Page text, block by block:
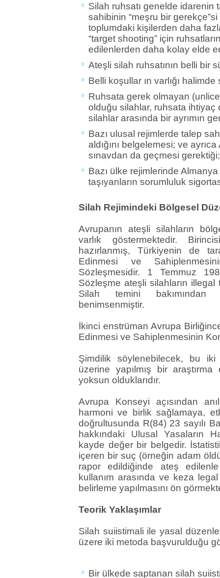
Silah ruhsatı genelde idarenin
sahibinin “meşru bir
toplumdaki kişilerden daha
“target shooting” için
edilenlerden daha kolay elde
Ateşli silah ruhsatının belli bir
Belli koşullar ın varlığı
Ruhsata gerek olmayan
olduğu silahlar, ruhsata ihtiyaç
silahlar arasında bir ayrımın
Bazı ulusal rejimlerde talep
aldığını belgelemesi; ve
sınavdan da geçmesi gerektiği;
Bazı ülke rejimlerinde
taşıyanların sorumluluk
Silah Rejimindeki Bölgesel
Avrupanın ateşli silahların
varlık göstermektedir.
hazırlanmış, Türkiyenin de
Edinmesi ve
Sözleşmesidir. 1 Temmuz
Sözleşme ateşli silahların illegal
Silah temini bakımından
benimsenmiştir.
İkinci enstrüman Avrupa
Edinmesi ve Sahiplenmesinin
Şimdilik söylenebilecek, bu
üzerine yapılmış bir
yoksun olduklarıdır.
Avrupa Konseyi açısından
harmoni ve birlik sağlamaya,
doğrultusunda R(84) 23 sayılı
hakkındaki Ulusal Yasaların
kayde değer bir belgedir.
içeren bir suç (örneğin adam
rapor edildiğinde ateş
kullanım arasında ve keza
belirleme yapılmasını ön
Teorik Yaklaşımlar
Silah suiistimali ile yasal
üzere iki metoda başvurulduğu
Bir ülkede saptanan silah